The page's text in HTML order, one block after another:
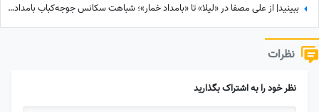
ببینید| از علی مصفا در «لیلا» تا «بامداد خمار»؛ شباهت سکانس جوجه‌کباب بامداد خمار و لیلا سوژه شد
نظرات
نظر خود را به اشتراک بگذارید